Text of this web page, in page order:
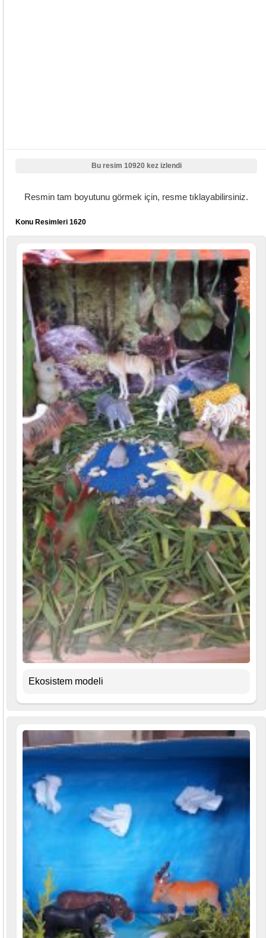
Bu resim 10920 kez izlendi
Resmin tam boyutunu görmek için, resme tıklayabilirsiniz.
Konu Resimleri 1620
Ekosistem modeli